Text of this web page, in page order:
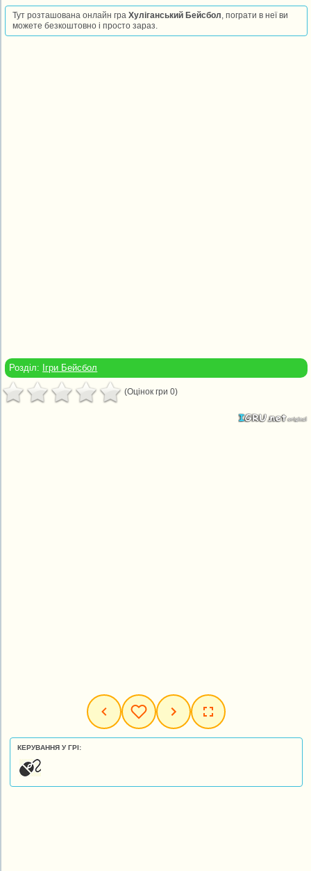
Тут розташована онлайн граХуліганський Бейсбол, пограти в неї ви
можете безкоштовно і просто зараз.
Розділ: Ігри Бейсбол
(Оцінок гри 0)
КЕРУВАННЯ У ГРІ: